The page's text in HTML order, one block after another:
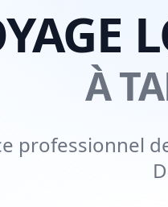
À
professionnel